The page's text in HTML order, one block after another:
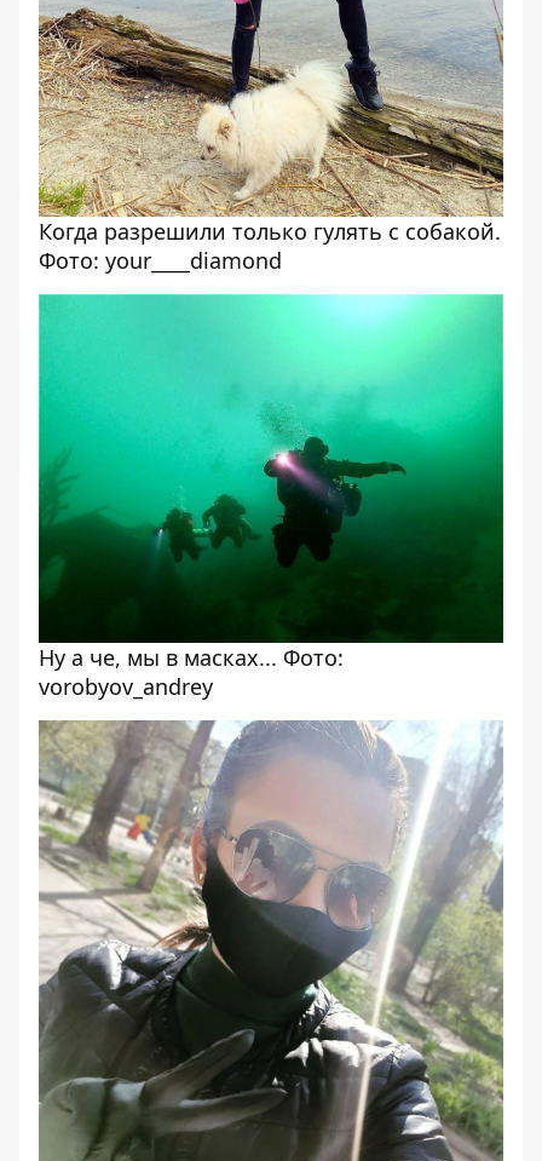
Когда разрешили только гулять с собакой.
Фото: your____diamond
Ну а че, мы в масках... Фото:
vorobyov_andrey